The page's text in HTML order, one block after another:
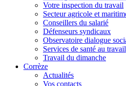
Votre inspection du travail
Secteur agricole et
Conseillers du salarié
Défenseurs syndicaux
Observatoire dialogue
Services de santé au travail
Travail du dimanche
Corrèze
Actualités
Vos contacts